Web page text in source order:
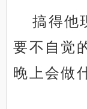
搞得他
要不自觉
晚上会做